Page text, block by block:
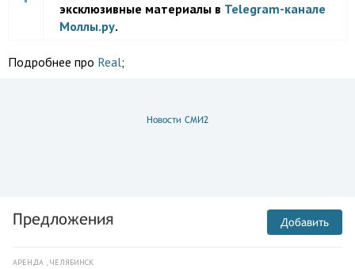
эксклюзивные материалы в Telegram-канале
Моллы.ру.
Подробнее про Real;
Новости СМИ2
Предложения Добавить
АРЕНДА , ЧЕЛЯБИНСК